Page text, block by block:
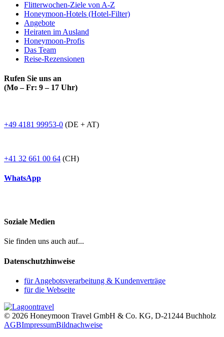
Flitterwochen-Ziele von A-Z
Honeymoon-Hotels (Hotel-Filter)
Angebote
Heiraten im Ausland
Honeymoon-Profis
Das Team
Reise-Rezensionen
Rufen Sie uns an
(Mo – Fr: 9 – 17 Uhr)
+49 4181 99953-0 (DE + AT)
+41 32 661 00 64 (CH)
WhatsApp
Soziale Medien
Sie finden uns auch auf...
Datenschutzhinweise
für Angebotsverarbeitung & Kundenverträge
für die Webseite
© 2026 Honeymoon Travel GmbH & Co. KG, D-21244 Buchholz
AGBImpressumBildnachweise